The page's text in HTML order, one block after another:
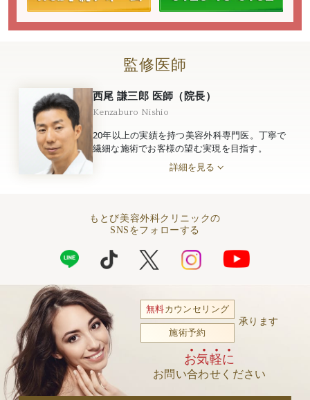
監修医師
西尾 謙三郎 医師（院長）
Kenzaburo Nishio
20年以上の実績を持つ美容外科専門医。丁寧で
繊細な施術でお客様の望む実現を目指す。
詳細を見る
もとび美容外科クリニックの
SNSをフォローする
無料カウンセリング
施術予約
承ります
お気軽に
お問い合わせください